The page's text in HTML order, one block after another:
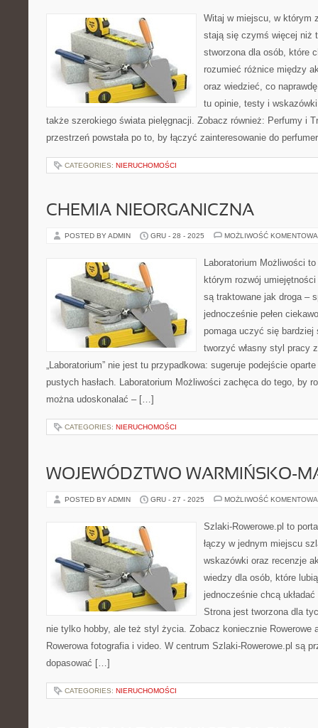
Witaj w miejscu, w którym
stają się czymś więcej niż
stworzona dla osób, które
rozumieć różnice między
oraz wiedzieć, co
tu opinie, testy i
także szerokiego świata pielęgnacji. Zobacz również: Perfumy i
przestrzeń powstała po to, by łączyć zainteresowanie do
CATEGORIES: NIERUCHOMOŚCI
CHEMIA NIEORGANICZNA
POSTED BY ADMIN GRU - 28 - 2025 MOŻLIWOŚĆ
Laboratorium Możliwości
którym rozwój
są traktowane jak droga –
jednocześnie pełen
pomaga uczyć się bardziej
tworzyć własny styl pracy
„Laboratorium” nie jest tu przypadkowa: sugeruje podejście
pustych hasłach. Laboratorium Możliwości zachęca do tego, by
można udoskonalać – […]
CATEGORIES: NIERUCHOMOŚCI
WOJEWÓDZTWO WARMIŃSKO-
POSTED BY ADMIN GRU - 27 - 2025 MOŻLIWOŚĆ
Szlaki-Rowerowe.pl to
łączy w jednym miejscu
wskazówki oraz recenzje
wiedzy dla osób, które
jednocześnie chcą
Strona jest tworzona dla
nie tylko hobby, ale też styl życia. Zobacz koniecznie Rowerowe
Rowerowa fotografia i video. W centrum Szlaki-Rowerowe.pl są
dopasować […]
CATEGORIES: NIERUCHOMOŚCI